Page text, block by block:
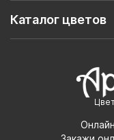
Каталог цветов